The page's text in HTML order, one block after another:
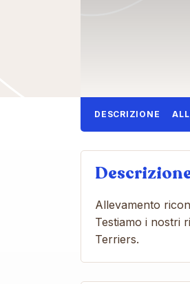
DESCRIZIONE
Allevamento
Testiamo i nostri
Terriers.